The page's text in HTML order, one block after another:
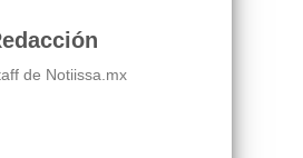
de Notiissa.mx